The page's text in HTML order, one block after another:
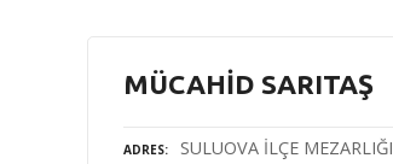
MÜCAHİD SARITAŞ
ADRES SULUOVA İLÇE MEZARLIĞI